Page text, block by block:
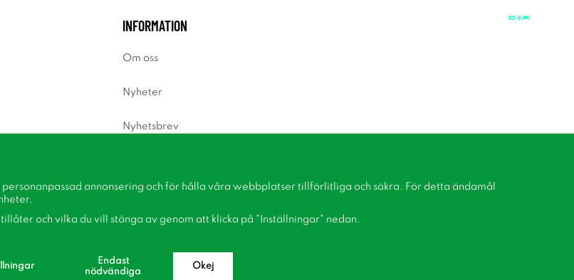
INFORMATION
Om oss
Nyheter
Nyhetsbrev
Inspiration
annonsering och för hålla våra webbplatser tillförlitliga och säkra. För detta ändamål
och vilka du vill stänga av genom att klicka på "Inställningar" nedan.
Endast
nödvändiga
Okej